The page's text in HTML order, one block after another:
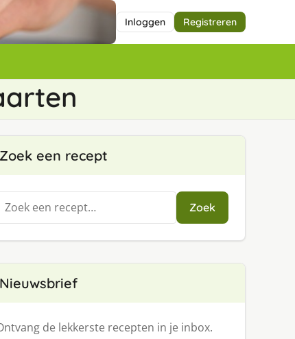
Inloggen Registreren
Zoek een recept
Zoeken
naar:
Zoek
Nieuwsbrief
de lekkerste recepten in je inbox.